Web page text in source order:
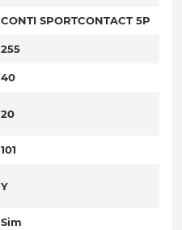
CONTI SPORTCONTACT 5P
255
40
20
101
Y
Sim